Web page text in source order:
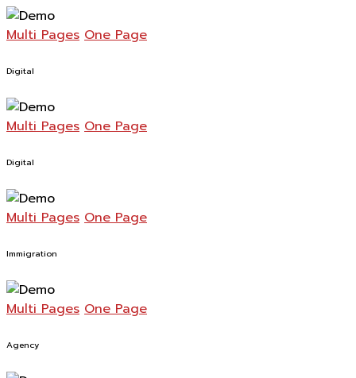
Multi Pages One Page
Digital
Multi Pages One Page
Digital
Multi Pages One Page
Immigration
Multi Pages One Page
Agency